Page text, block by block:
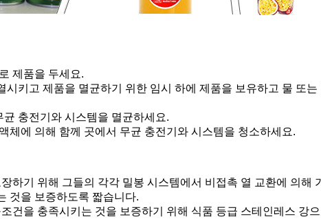
제품을 두세요.
키고 제품을 멸균하기 위한 임시 하에 제품을 보유하고 물 또
충전기와 시스템을 멸균하세요.
체에 의해 함께 곳에서 무균 충전기와 시스템을 청소하세요.
하기 위해 그들의 각각 밀봉 시스템에서 비접촉 열 교환에 의해
것을 보증하도록 짧습니다.
건을 충족시키는 것을 보증하기 위해 식품 등급 스테인레스 강